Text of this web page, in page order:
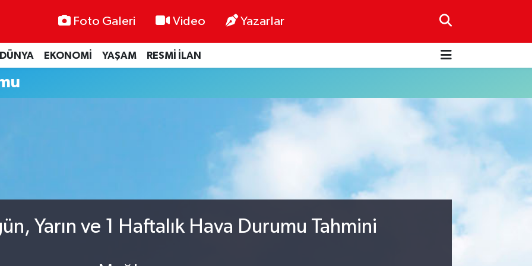
Foto Galeri Video Yazarlar
DÜNYA EKONOMİ YAŞAM RESMİ İLAN
Yarın ve 1 Haftalık Hava Durumu Tahmini